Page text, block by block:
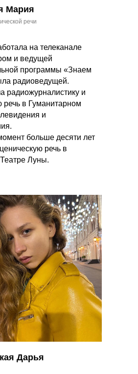
Мария
речи
на телеканале
и ведущей
программы «Знаем
радиоведущей.
радиожурналистику и
речь в Гуманитарном
и
больше десяти лет
речь в
Луны.
Дарья